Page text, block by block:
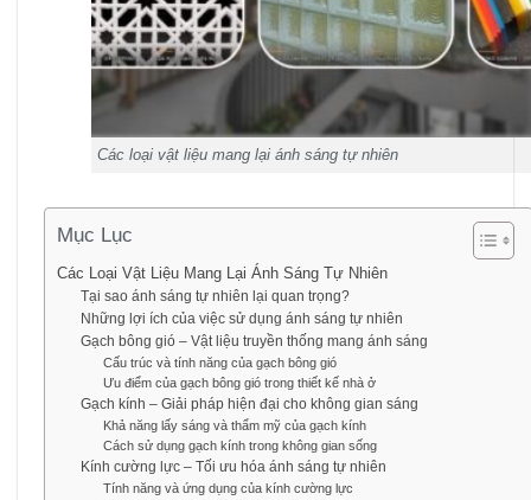
Các loại vật liệu mang lại ánh sáng tự nhiên
Mục Lục
Các Loại Vật Liệu Mang Lại Ánh Sáng Tự Nhiên
Tại sao ánh sáng tự nhiên lại quan trọng?
Những lợi ích của việc sử dụng ánh sáng tự nhiên
Gạch bông gió – Vật liệu truyền thống mang ánh sáng
Cấu trúc và tính năng của gạch bông gió
Ưu điểm của gạch bông gió trong thiết kế nhà ở
Gạch kính – Giải pháp hiện đại cho không gian sáng
Khả năng lấy sáng và thẩm mỹ của gạch kính
Cách sử dụng gạch kính trong không gian sống
Kính cường lực – Tối ưu hóa ánh sáng tự nhiên
Tính năng và ứng dụng của kính cường lực